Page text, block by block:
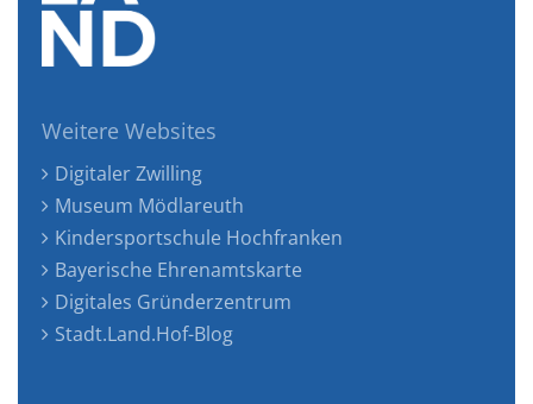
Weitere Websites
Digitaler Zwilling
Museum Mödlareuth
Kindersportschule Hochfranken
Bayerische Ehrenamtskarte
Digitales Gründerzentrum
Stadt.Land.Hof-Blog